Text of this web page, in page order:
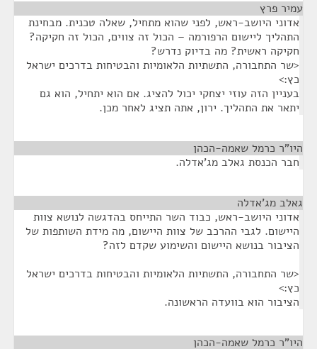
עמיר פרץ
אדוני היושב-ראש, לפני שהוא מתחיל, שאלה טכנית. מבחינת
התהליך ליישום הרפורמה – הכול זה צווים, הכול זה חקיקה?
חקיקה ראשית? מה בדיוק נדרש?
<שר התחבורה, התשתיות הלאומיות והבטיחות בדרכים ישראל
כץ:>
בעניין הזה עוזי יצחקי יכול להציג. אם הוא יתחיל, הוא גם
יתאר את התהליך. ירון, אתה תציג לאחר מכן.
היו"ר כרמל שאמה-הכהן
חבר הכנסת גאלב מג'אדלה.
גאלב מג'אדלה
אדוני היושב-ראש, כבוד השר התייחס בהדגשה לנושא צוות
היישום. לגבי ההרכב של צוות היישום, מה מידת השותפות של
הציבור בנושא היישום והשימוע שקדם לזה?
<שר התחבורה, התשתיות הלאומיות והבטיחות בדרכים ישראל
כץ:>
הציבור הוא בוועדה הראשונה.
היו"ר כרמל שאמה-הכהן